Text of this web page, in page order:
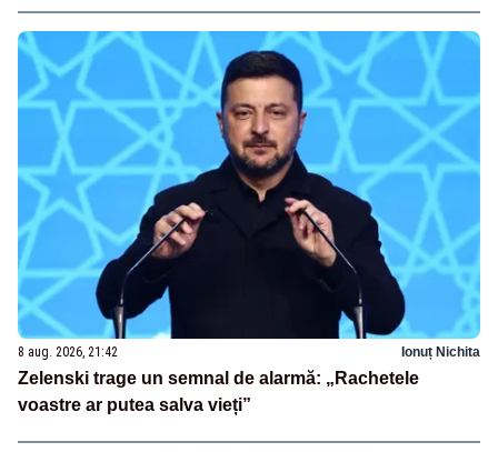
8 aug. 2026, 21:42 Ionuț Nichita
Zelenski trage un semnal de alarmă: „Rachetele
voastre ar putea salva vieți”